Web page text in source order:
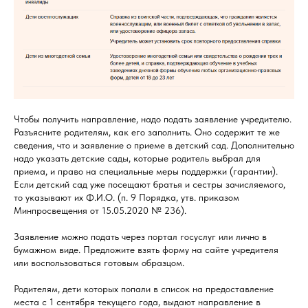
Чтобы получить направление, надо подать заявление учредителю.
Разъясните родителям, как его заполнить. Оно содержит те же
сведения, что и заявление о приеме в детский сад. Дополнительно
надо указать детские сады, которые родитель выбрал для
приема, и право на специальные меры поддержки (гарантии).
Если детский сад уже посещают братья и сестры зачисляемого,
то указывают их Ф.И.О. (п. 9 Порядка, утв. приказом
Минпросвещения от 15.05.2020 № 236).
Заявление можно подать через портал госуслуг или лично в
бумажном виде. Предложите взять форму на сайте учредителя
или воспользоваться готовым образцом.
Родителям, дети которых попали в список на предоставление
места с 1 сентября текущего года, выдают направление в